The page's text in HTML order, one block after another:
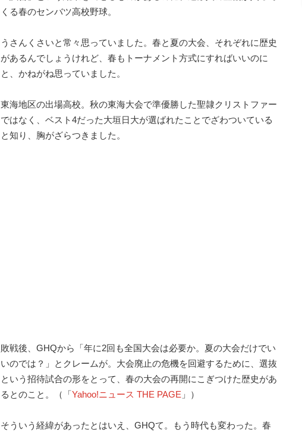
くる春のセンバツ高校野球。
うさんくさいと常々思っていました。春と夏の大会、それぞれに歴史
があるんでしょうけれど、春もトーナメント方式にすればいいのに
と、かねがね思っていました。
東海地区の出場高校。秋の東海大会で準優勝した聖隷クリストファー
ではなく、ベスト4だった大垣日大が選ばれたことでざわついている
と知り、胸がざらつきました。
敗戦後、GHQから「年に2回も全国大会は必要か。夏の大会だけでい
いのでは？」とクレームが。大会廃止の危機を回避するために、選抜
という招待試合の形をとって、春の大会の再開にこぎつけた歴史があ
るとのこと。（「Yahoo!ニュース THE PAGE 」）
そういう経緯があったとはいえ、GHQて。もう時代も変わった。春